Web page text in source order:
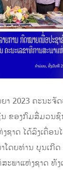
2023 ຄະນະຈັດ
ຂອງກົມສື່ມວນຊົ
ຊາດ ໄດ້ລົງເຄື່ອນ
ໂດຍທ່ານ ບຸນເກີດ
ພາແຫ່ງຊາດ ທັງ